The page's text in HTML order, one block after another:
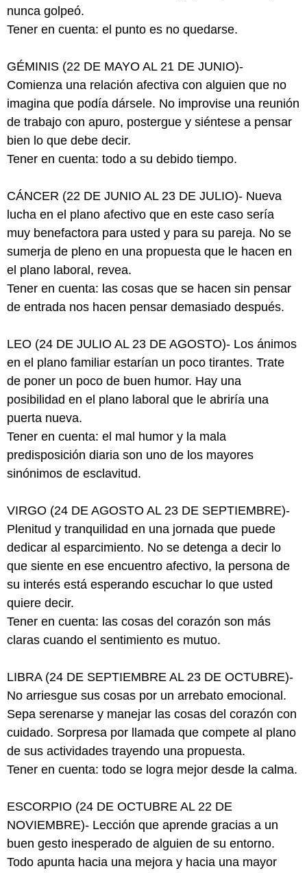
nunca golpeó.
Tener en cuenta: el punto es no quedarse.
GÉMINIS (22 DE MAYO AL 21 DE JUNIO)-
Comienza una relación afectiva con alguien que no
imagina que podía dársele. No improvise una reunión
de trabajo con apuro, postergue y siéntese a pensar
bien lo que debe decir.
Tener en cuenta: todo a su debido tiempo.
CÁNCER (22 DE JUNIO AL 23 DE JULIO)- Nueva
lucha en el plano afectivo que en este caso sería
muy benefactora para usted y para su pareja. No se
sumerja de pleno en una propuesta que le hacen en
el plano laboral, revea.
Tener en cuenta: las cosas que se hacen sin pensar
de entrada nos hacen pensar demasiado después.
LEO (24 DE JULIO AL 23 DE AGOSTO)- Los ánimos
en el plano familiar estarían un poco tirantes. Trate
de poner un poco de buen humor. Hay una
posibilidad en el plano laboral que le abriría una
puerta nueva.
Tener en cuenta: el mal humor y la mala
predisposición diaria son uno de los mayores
sinónimos de esclavitud.
VIRGO (24 DE AGOSTO AL 23 DE SEPTIEMBRE)-
Plenitud y tranquilidad en una jornada que puede
dedicar al esparcimiento. No se detenga a decir lo
que siente en ese encuentro afectivo, la persona de
su interés está esperando escuchar lo que usted
quiere decir.
Tener en cuenta: las cosas del corazón son más
claras cuando el sentimiento es mutuo.
LIBRA (24 DE SEPTIEMBRE AL 23 DE OCTUBRE)-
No arriesgue sus cosas por un arrebato emocional.
Sepa serenarse y manejar las cosas del corazón con
cuidado. Sorpresa por llamada que compete al plano
de sus actividades trayendo una propuesta.
Tener en cuenta: todo se logra mejor desde la calma.
ESCORPIO (24 DE OCTUBRE AL 22 DE
NOVIEMBRE)- Lección que aprende gracias a un
buen gesto inesperado de alguien de su entorno.
Todo apunta hacia una mejora y hacia una mayor